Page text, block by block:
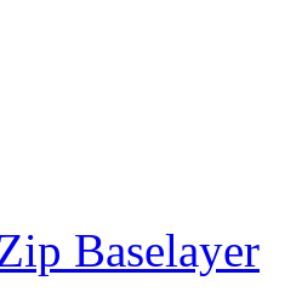
Baselayer